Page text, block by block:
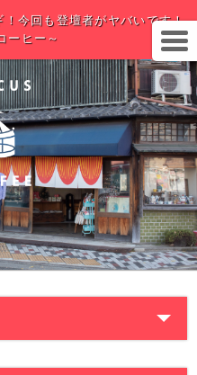
今回も登壇者がヤバいです！
ーヒー～